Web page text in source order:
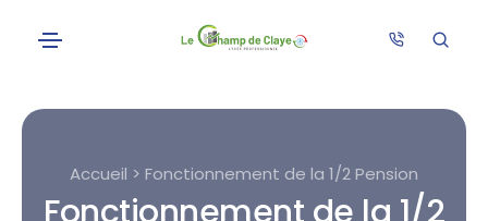
Accueil > Fonctionnement de la 1/2 Pension